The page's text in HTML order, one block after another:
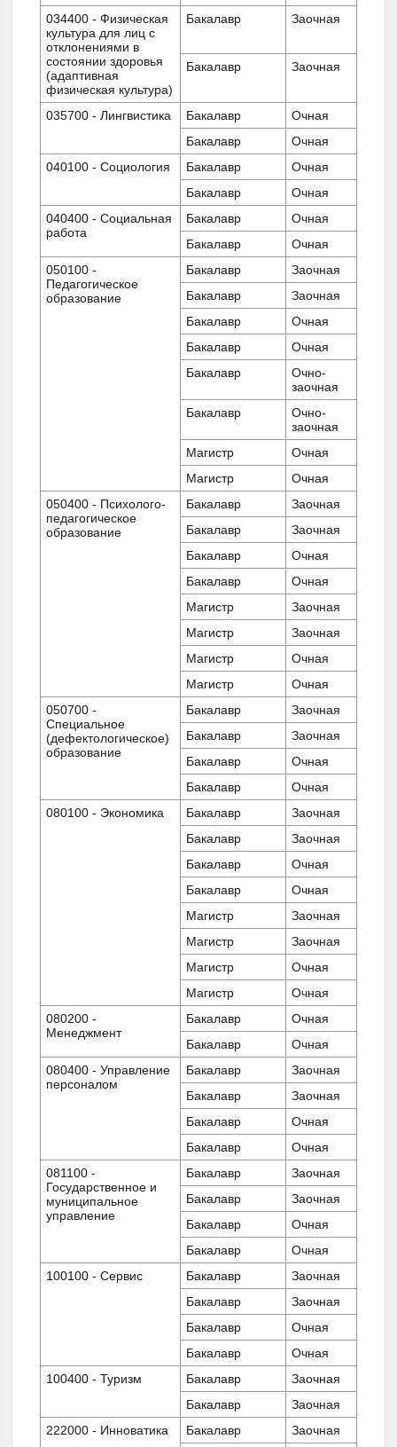
034400 - Физическая
культура для лиц с
отклонениями в
состоянии здоровья
(адаптивная
физическая культура)
Бакалавр Заочная
Бакалавр Заочная
035700 - Лингвистика Бакалавр
Очная
Бакалавр
Очная
040100 - Социология
Бакалавр
Очная
Бакалавр
Очная
040400 - Социальная
работа
Бакалавр
Очная
Бакалавр
Очная
050100 -
Педагогическое
образование
Бакалавр
Заочная
Бакалавр
Заочная
Бакалавр
Очная
Бакалавр
Очная
Бакалавр
Очно-
заочная
Бакалавр
Очно-
заочная
Магистр
Очная
Магистр
Очная
050400 - Психолого-
педагогическое
образование
Бакалавр
Заочная
Бакалавр
Заочная
Бакалавр
Очная
Бакалавр
Очная
Магистр
Заочная
Магистр
Заочная
Магистр
Очная
Магистр
Очная
050700 -
Специальное
(дефектологическое)
образование
Бакалавр
Заочная
Бакалавр
Заочная
Бакалавр
Очная
Бакалавр
Очная
080100 - Экономика
Бакалавр
Заочная
Бакалавр
Заочная
Бакалавр
Очная
Бакалавр
Очная
Магистр
Заочная
Магистр
Заочная
Магистр
Очная
Магистр
Очная
080200 -
Менеджмент
Бакалавр
Очная
Бакалавр
Очная
080400 - Управление
персоналом
Бакалавр
Заочная
Бакалавр
Заочная
Бакалавр
Очная
Бакалавр
Очная
081100 -
Государственное и
муниципальное
управление
Бакалавр
Заочная
Бакалавр
Заочная
Бакалавр
Очная
Бакалавр
Очная
100100 - Сервис
Бакалавр
Заочная
Бакалавр
Заочная
Бакалавр
Очная
Бакалавр
Очная
100400 - Туризм
Бакалавр
Заочная
Бакалавр
Заочная
222000 - Инноватика
Бакалавр
Заочная